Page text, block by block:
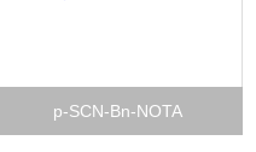
p-SCN-Bn-NOTA